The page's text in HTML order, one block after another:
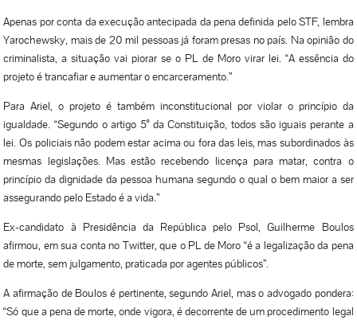
Apenas por conta da execução antecipada da pena definida pelo STF, lembra
Yarochewsky, mais de 20 mil pessoas já foram presas no país. Na opinião do
criminalista, a situação vai piorar se o PL de Moro virar lei. “A essência do
projeto é trancafiar e aumentar o encarceramento.”
Para Ariel, o projeto é também inconstitucional por violar o princípio da
igualdade. “Segundo o artigo 5° da Constituição, todos são iguais perante a
lei. Os policiais não podem estar acima ou fora das leis, mas subordinados às
mesmas legislações. Mas estão recebendo licença para matar, contra o
princípio da dignidade da pessoa humana segundo o qual o bem maior a ser
assegurando pelo Estado é a vida.”
Ex-candidato à Presidência da República pelo Psol, Guilherme Boulos
afirmou, em sua conta no Twitter, que o PL de Moro “é a legalização da pena
de morte, sem julgamento, praticada por agentes públicos”.
A afirmação de Boulos é pertinente, segundo Ariel, mas o advogado pondera:
“Só que a pena de morte, onde vigora, é decorrente de um procedimento legal